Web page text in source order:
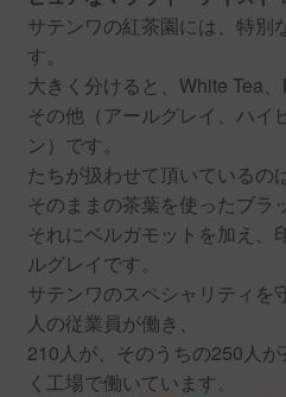
サテンワの紅茶園には、特別
す。
大きく分けると、White Tea、
その他（アールグレイ、ハイ
ン）です。
たちが扱わせて頂いているの
そのままの茶葉を使ったブラ
それにベルガモットを加え、
ルグレイです。
サテンワのスペシャリティを
人の従業員が働き、
210人が、そのうちの250人
く工場で働いています。